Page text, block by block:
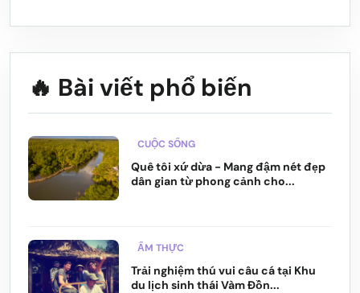
🔥 Bài viết phổ biến
CUỘC SỐNG
Quê tôi xứ dừa - Mang đậm nét đẹp
dân gian từ phong cảnh cho...
ẨM THỰC
Trải nghiệm thú vui câu cá tại Khu
du lịch sinh thái Vàm Đồn...